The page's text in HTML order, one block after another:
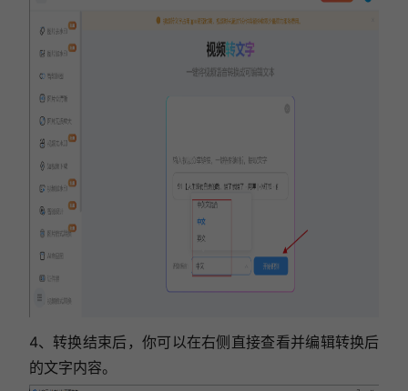
4、转换结束后，你可以在右侧直接查看并编辑转换后
的文字内容。